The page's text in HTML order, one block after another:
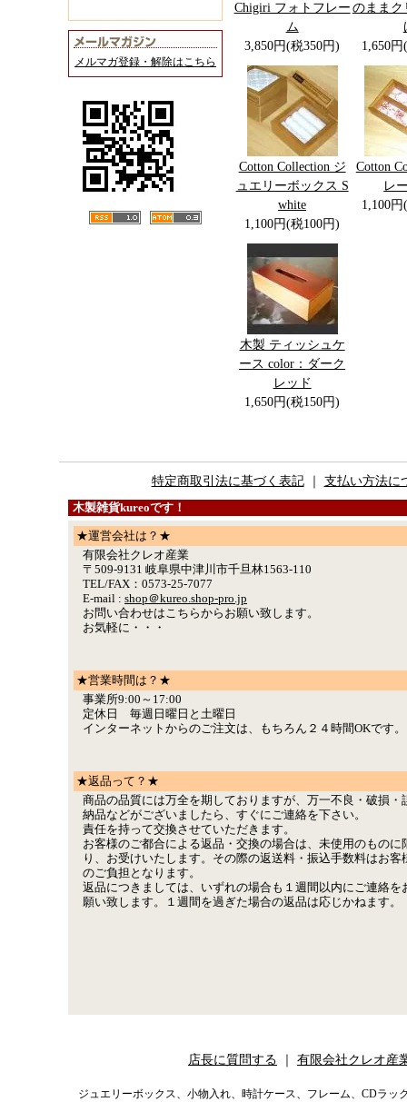
メルマガ登録・解除はこちら
Chigiri フォトフレー
ム
3,850円(税350円)
のままク
1,650
Cotton Collection ジ
ュエリーボックス S
white
1,100円(税100円)
Cotton
レ
1,100
木製 ティッシュケ
ース color：ダーク
レッド
1,650円(税150円)
特定商取引法に基づく表記｜ 支払い方法に
木製雑貨kureoです！
★運営会社は？★
有限会社クレオ産業
〒509-9131 岐阜県中津川市千旦林1563-110
TEL/FAX：0573-25-7077
E-mail : shop＠kureo.shop-pro.jp
お問い合わせはこちらからお願い致します。
お気軽に・・・
★営業時間は？★
事業所9:00～17:00
定休日 毎週日曜日と土曜日
インターネットからのご注文は、もちろん２４時間OKです。
★返品って？★
商品の品質には万全を期しておりますが、万一不良・破損・
納品などがございましたら、すぐにご連絡を下さい。
責任を持って交換させていただきます。
お客様のご都合による返品・交換の場合は、未使用のものに
り、お受けいたします。その際の返送料・振込手数料はお客
のご負担となります。
返品につきましては、いずれの場合も１週間以内にご連絡を
願い致します。１週間を過ぎた場合の返品は応じかねます。
店長に質問する 有限会社クレオ産
ジュエリーボックス、小物入れ、時計ケース、フレーム、CDラ